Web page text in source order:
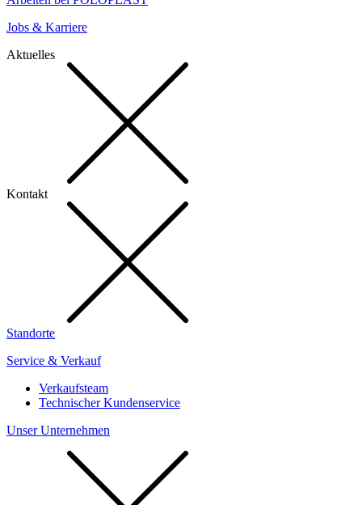
Jobs & Karriere
Aktuelles
Kontakt
Standorte
Service & Verkauf
Verkaufsteam
Technischer Kundenservice
Unser Unternehmen